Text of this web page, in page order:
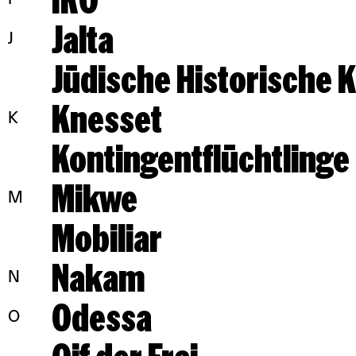
J
Jalta
Jüdische Historische
K
Knesset
Kontingentflüchtlinge
M
Mikwe
Mobiliar
N Nakam
O
Odessa